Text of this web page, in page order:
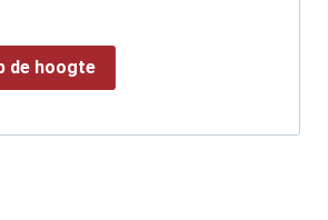
de hoogte